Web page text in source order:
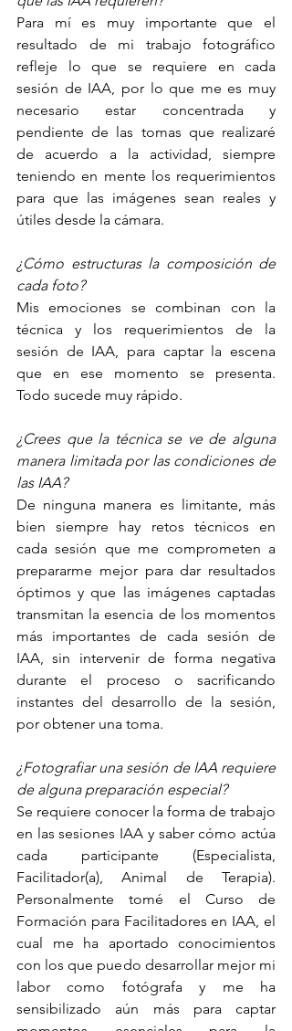
Para mí es muy importante que el
resultado de mi trabajo fotográfico
refleje lo que se requiere en cada
sesión de IAA, por lo que me es muy
necesario estar concentrada y
pendiente de las tomas que realizaré
de acuerdo a la actividad, siempre
teniendo en mente los requerimientos
para que las imágenes sean reales y
útiles desde la cámara.
¿Cómo estructuras la composición de
cada foto?
Mis emociones se combinan con la
técnica y los requerimientos de la
sesión de IAA, para captar la escena
que en ese momento se presenta.
Todo sucede muy rápido.
¿Crees que la técnica se ve de alguna
manera limitada por las condiciones de
las IAA?
De ninguna manera es limitante, más
bien siempre hay retos técnicos en
cada sesión que me comprometen a
prepararme mejor para dar resultados
óptimos y que las imágenes captadas
transmitan la esencia de los momentos
más importantes de cada sesión de
IAA, sin intervenir de forma negativa
durante el proceso o sacrificando
instantes del desarrollo de la sesión,
por obtener una toma.
¿Fotografiar una sesión de IAA requiere
de alguna preparación especial?
Se requiere conocer la forma de trabajo
en las sesiones IAA y saber cómo actúa
cada participante (Especialista,
Facilitador(a), Animal de Terapia).
Personalmente tomé el Curso de
Formación para Facilitadores en IAA, el
cual me ha aportado conocimientos
con los que puedo desarrollar mejor mi
labor como fotógrafa y me ha
sensibilizado aún más para captar